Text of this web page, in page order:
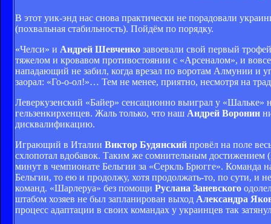
В этот уик-энд нас снова практически не порадовали
(похвальная стабильность). Пойдём по порядку.
«Челси» и Андрей Шевченко завоевали свой первый
тяжелом и кровавом противостоянии с «Арсеналом», и
нападающий не забил, когда врезал по воротам Алмунии и
заорал: «Го-о-ол!»… Тем не менее, приятно, несмотря на
Леверкузенский «Байер» сенсационно выиграл у
гельзенкирхенцев. Жаль только, что наш Андрей Воронин
дисквалификацию.
Играющий в Италии Виктор Будянский провёл на поле
схлопотал вдобавок. Таким же сомнительным
минут в чемпионате Бельгии за «Серкль Брюгге». Команда
Бельгии, то ею и продолжу, хотя продолжать-то, по сути, и
команд. «Шарлеруа» без помощи Руслана Заневского
штабом хозяев не был запланирован выход Александра
процесс адаптации в своих командах у украинцев так